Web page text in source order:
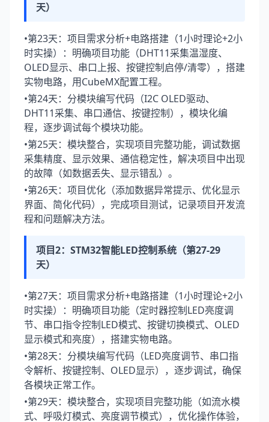
天）
•第23天：项目需求分析+电路搭建（1小时理论+2小
时实操）：明确项目功能（DHT11采集温湿度、
OLED显示、串口上报、按键控制启停/清零），搭建
实物电路，用CubeMX配置工程。
•第24天：分模块编写代码（I2C OLED驱动、
DHT11采集、串口通信、按键控制），模块化编
程，逐步调试每个模块功能。
•第25天：模块整合，实现项目完整功能，调试数据
采集精度、显示效果、通信稳定性，解决项目中出现
的故障（如数据丢失、显示错乱）。
•第26天：项目优化（添加数据异常提示、优化显示
界面、简化代码），完成项目测试，记录项目开发流
程和问题解决方法。
项目2：STM32智能LED控制系统（第27-29
天）
•第27天：项目需求分析+电路搭建（1小时理论+2小
时实操）：明确项目功能（定时器控制LED亮度调
节、串口指令控制LED模式、按键切换模式、OLED
显示模式和亮度），搭建实物电路。
•第28天：分模块编写代码（LED亮度调节、串口指
令解析、按键控制、OLED显示），逐步调试，确保
各模块正常工作。
•第29天：模块整合，实现项目完整功能（如流水模
式、呼吸灯模式、亮度调节模式），优化操作体验，